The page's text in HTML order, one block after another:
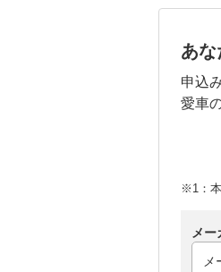
あな
申込
愛車
※1：本
メー